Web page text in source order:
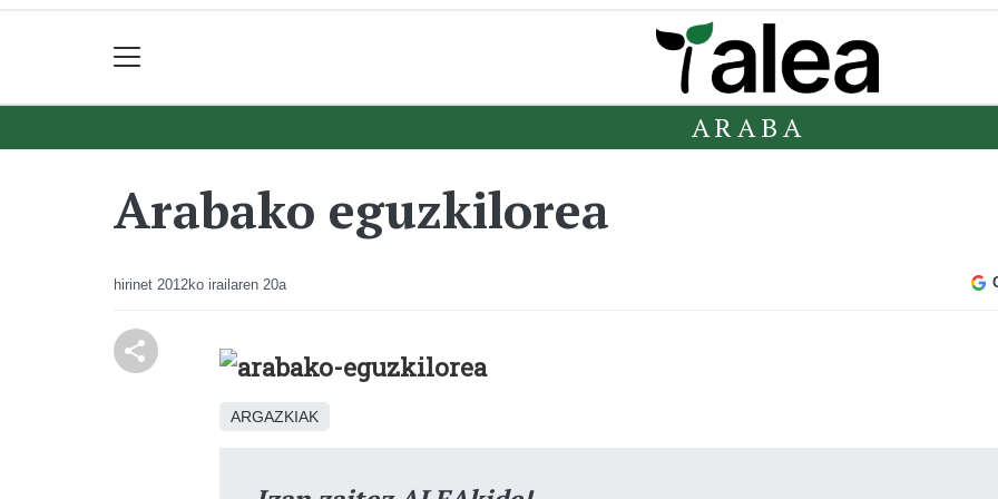
ARABA
Arabako eguzkilorea
hirinet 2012ko irailaren 20a
ARGAZKIAK